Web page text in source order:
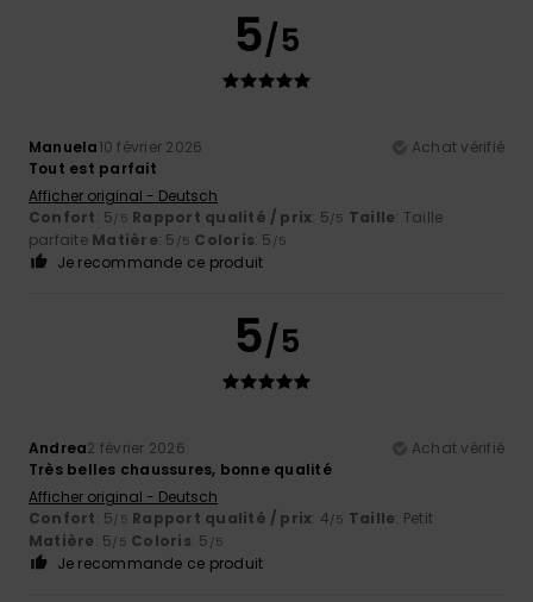
5/5
Manuela10 février 2026
Achat vérifié
Tout est parfait
Afficher original - Deutsch
Confort: 5/5 Rapport qualité / prix: 5/5 Taille: Taille
parfaite Matière: 5 /5 Coloris: 5 /5
Je recommande ce produit
5/5
Andrea2 février 2026
Achat vérifié
Très belles chaussures, bonne qualité
Afficher original - Deutsch
Confort: 5/5 Rapport qualité / prix: 4/5 Taille: Petit
Matière: 5/5 Coloris: 5 /5
Je recommande ce produit